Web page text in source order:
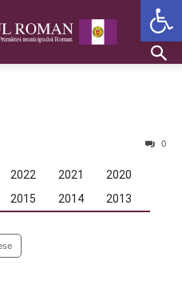
0
2022 2021
2020
2015 2014 2013